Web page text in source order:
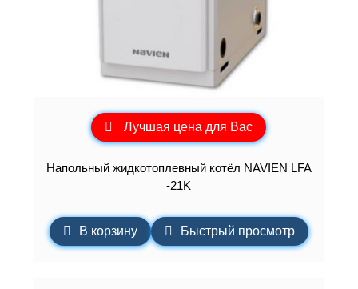
Лучшая цена для Вас
Напольный жидкотоплевный котёл NAVIEN LFA
-21K
В корзину Быстрый просмотр